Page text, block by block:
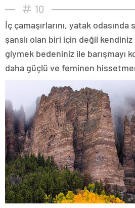
10
İç çamaşırlarını, yatak
şanslı olan biri için değil kendiniz
giymek bedeniniz ile barışmayı
daha güçlü ve feminen